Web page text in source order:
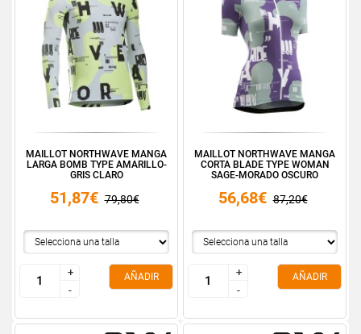
MAILLOT NORTHWAVE MANGA
LARGA BOMB TYPE AMARILLO-
GRIS CLARO
51,87€ 79,80€
+
-
+
-
AÑADIR
MAILLOT NORTHWAVE MANGA
CORTA BLADE TYPE WOMAN
SAGE-MORADO OSCURO
56,68€ 87,20€
+
-
+
-
AÑADIR